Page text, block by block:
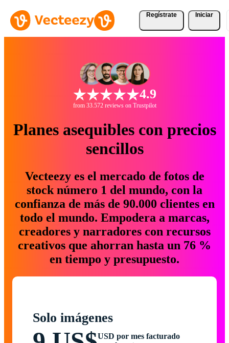
Regístrate Iniciar
4.9
from 33.572 reviews on Trustpilot
Planes asequibles con precios
sencillos
Vecteezy es el mercado de fotos de
stock número 1 del mundo, con la
confianza de más de 90.000 clientes en
todo el mundo. Empodera a marcas,
creadores y narradores con recursos
creativos que ahorran hasta un 76 %
en tiempo y presupuesto.
Solo imágenes
USD por mes facturado